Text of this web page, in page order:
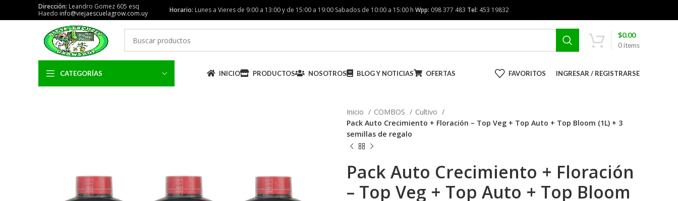
Dirección: Leandro Gomez 605 esq
Haedo info@viejaescuelagrow.com.uy Horario: Lunes a Vieres de 9:00 a 13:00 y de 15:00 a 19:00 Sabados de 10:00 a 15:00 h Wpp: 098 377 483 Tel: 453 19832
0items
$0.00
CATEGORÍAS INICIO PRODUCTOS NOSOTROS BLOG Y NOTICIAS OFERTAS FAVORITOS INGRESAR / REGISTRARSE
Inicio COMBOS
Cultivo
Pack Auto Crecimiento + Floración – Top Veg + Top Auto + Top Bloom (1L) + 3
semillas de regalo
Pack Auto Crecimiento + Floración
– Top Veg + Top Auto + Top Bloom